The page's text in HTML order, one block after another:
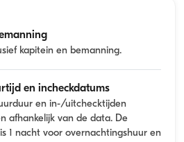
kapitein en bemanning.
en incheckdatums
en in-/uitchecktijden
afhankelijk van de data. De
1 nacht voor overnachtingshuur en